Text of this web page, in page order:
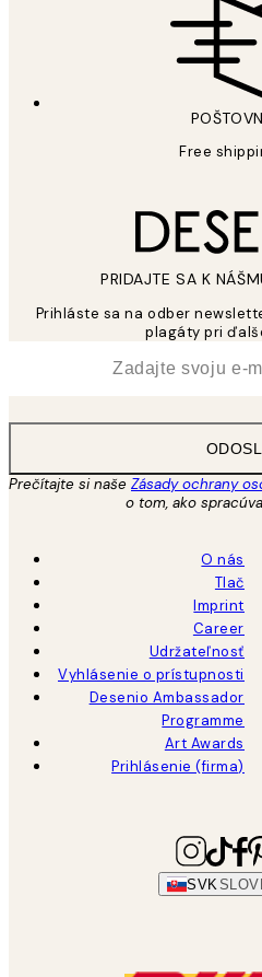
Free
PRIDAJTE SA K
Prihláste sa na odber
plagáty pri
Prečítajte si naše Zásady ochrany
o tom, ako
O nás
Tlač
Imprint
Career
Udržateľnosť
Vyhlásenie o prístupnosti
Desenio Ambassador
Programme
Art Awards
Prihlásenie (firma)
SVK